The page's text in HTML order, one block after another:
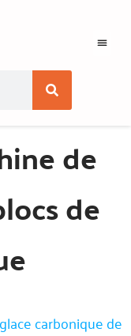
de
de
carbonique de